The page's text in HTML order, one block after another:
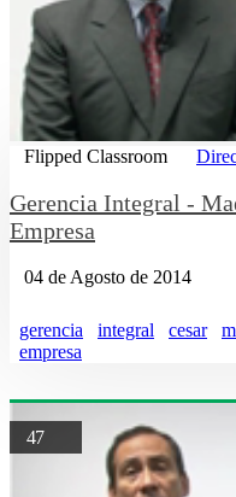
Flipped Classroom
Gerencia Integral -
Empresa
04 de Agosto de 2014
gerencia integral cesar
empresa
47